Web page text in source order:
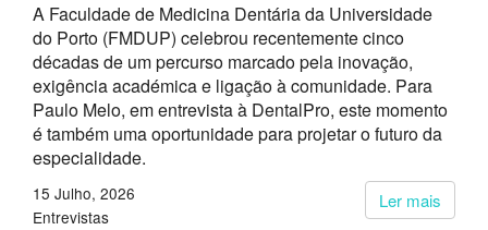
A Faculdade de Medicina Dentária da Universidade
do Porto (FMDUP) celebrou recentemente cinco
décadas de um percurso marcado pela inovação,
exigência académica e ligação à comunidade. Para
Paulo Melo, em entrevista à DentalPro, este momento
é também uma oportunidade para projetar o futuro da
especialidade.
Ler mais
15 Julho, 2026
Entrevistas